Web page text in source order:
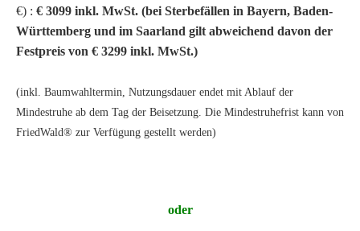
€) : € 3099 inkl. MwSt. (bei Sterbefällen in Bayern, Baden-
Württemberg und im Saarland gilt abweichend davon der
Festpreis von € 3299 inkl. MwSt.)
(inkl. Baumwahltermin, Nutzungsdauer endet mit Ablauf der
Mindestruhe ab dem Tag der Beisetzung. Die Mindestruhefrist kann von
FriedWald® zur Verfügung gestellt werden)
oder